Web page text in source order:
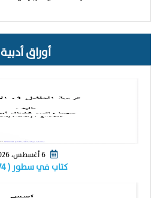
أوراق أدبية
كتاب في سطور ( ٢٧٤) …